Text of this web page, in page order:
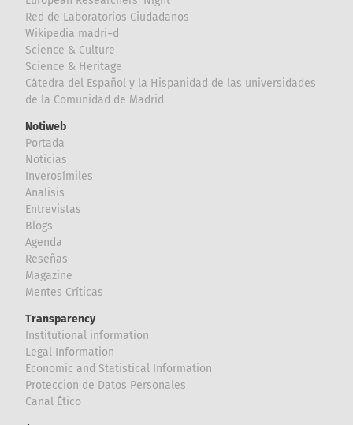
Red de Laboratorios Ciudadanos
Wikipedia madri+d
Science & Culture
Science & Heritage
Cátedra del Español y la Hispanidad de las universidades
de la Comunidad de Madrid
Notiweb
Portada
Noticias
Inverosímiles
Analisis
Entrevistas
Blogs
Agenda
Reseñas
Magazine
Mentes Críticas
Transparency
Institutional information
Legal Information
Economic and Statistical Information
Proteccion de Datos Personales
Canal Ético